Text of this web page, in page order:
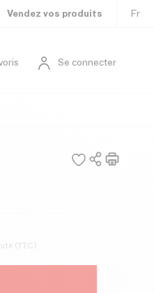
Vendez vos produits Fr
Se connecter
(TTC)